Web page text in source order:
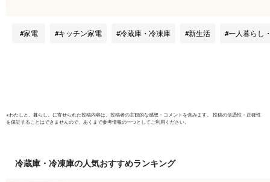
家電 キッチン家電 冷蔵庫・冷凍庫 新生活 一人暮らし
※わたしと、暮らし。 に寄せられた投稿内容は、投稿者の主観的な感想・コメントを含みます。 投稿の信憑性・正確性
を保証することはできませんので、あくまで参考情報の一つとしてご利用ください。
冷蔵庫・冷凍庫の人気おすすめランキング